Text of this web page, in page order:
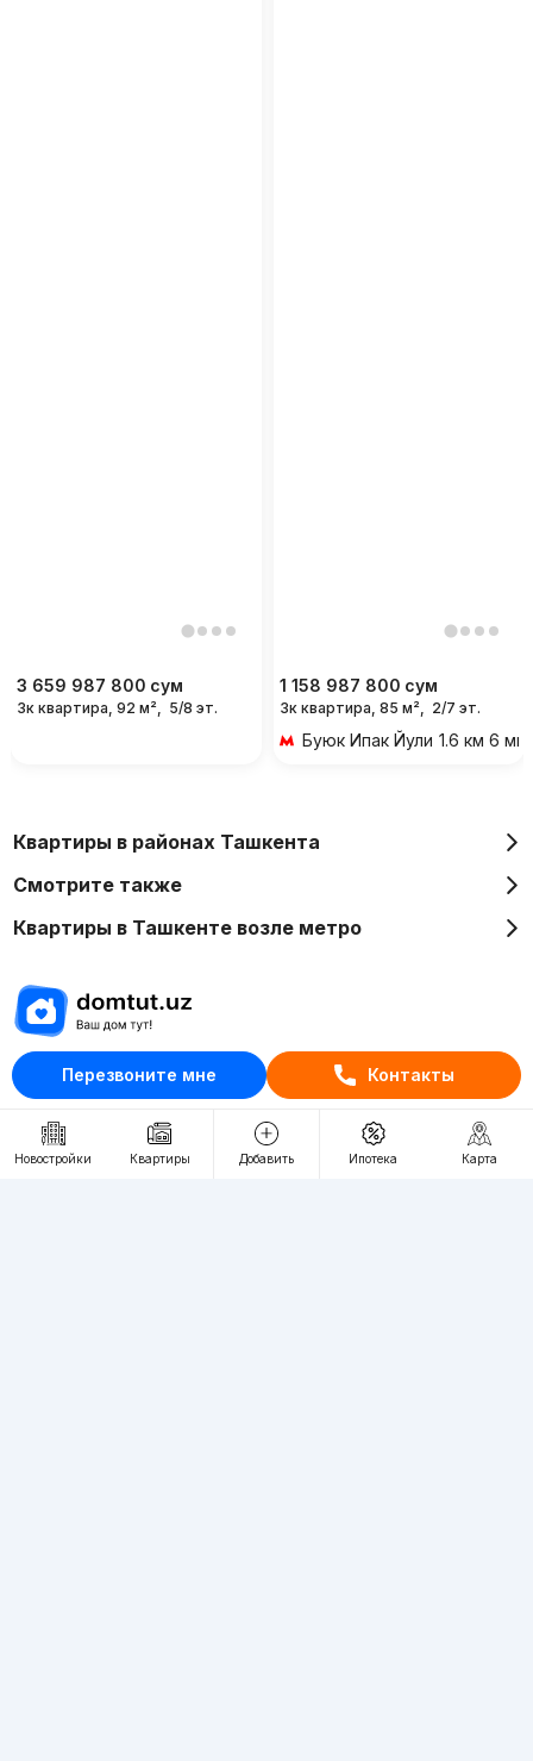
Перезвоните мне Контакты
3 659 987 800 сум
3к квартира, 92 м², 5/8 эт.
1 158 987 800 сум
3к квартира, 85 м², 2/7 эт.
Буюк Ипак Йули 1.6 км 6
Новостройки Квартиры Добавить Ипотека Карта
Квартиры в районах Ташкента
Смотрите также
Квартиры в Ташкенте возле метро
Отдел рекламы
+998 (78) 113-20-86
+998 (93) 390-30-10